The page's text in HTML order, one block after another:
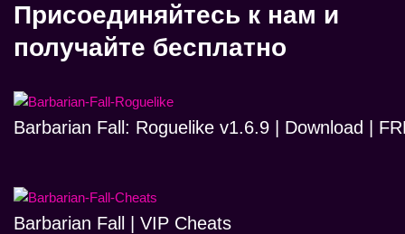
Присоединяйтесь к нам и
получайте бесплатно
Barbarian Fall: Roguelike v1.6.9 | Download |
Barbarian Fall | VIP Cheats